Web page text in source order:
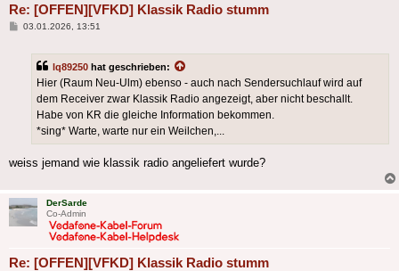
Re: [OFFEN][VFKD] Klassik Radio stumm
Beitrag
03.01.2026, 13:51
lq89250 hat geschrieben:
Hier (Raum Neu-Ulm) ebenso - auch nach Sendersuchlauf wird auf
dem Receiver zwar Klassik Radio angezeigt, aber nicht beschallt.
Habe von KR die gleiche Information bekommen.
*sing* Warte, warte nur ein Weilchen,...
weiss jemand wie klassik radio angeliefert wurde?
DerSarde
Co-Admin
Re: [OFFEN][VFKD] Klassik Radio stumm